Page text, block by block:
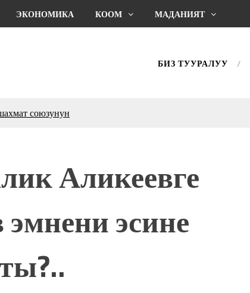
ЭКОНОМИКА КООМ МАДАНИЯТ
БИЗ ТУУРАЛУУ
союзунун
сөзсүз керек!”
Мээрим Мураталиева
Тоо” журналынын
Видео)
фонтанды көрүү үчүн
чогулду
Light собрал более 20
Аликеевге
эсине